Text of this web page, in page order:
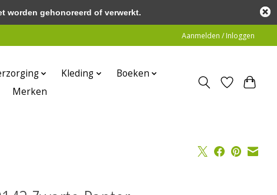
Aanmelden / Inloggen
Kleding
Boeken
Merken
worden gehonoreerd of verwerkt.